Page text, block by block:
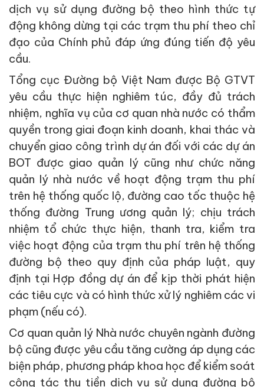
dịch vụ sử dụng đường bộ theo hình thức tự
động không dừng tại các trạm thu phí theo chỉ
đạo của Chính phủ đáp ứng đúng tiến độ yêu
cầu.
Tổng cục Đường bộ Việt Nam được Bộ GTVT
yêu cầu thực hiện nghiêm túc, đầy đủ trách
nhiệm, nghĩa vụ của cơ quan nhà nước có thẩm
quyền trong giai đoạn kinh doanh, khai thác và
chuyển giao công trình dự án đối với các dự án
BOT được giao quản lý cũng như chức năng
quản lý nhà nước về hoạt động trạm thu phí
trên hệ thống quốc lộ, đường cao tốc thuộc hệ
thống đường Trung ương quản lý; chịu trách
nhiệm tổ chức thực hiện, thanh tra, kiểm tra
việc hoạt động của trạm thu phí trên hệ thống
đường bộ theo quy định của pháp luật, quy
định tại Hợp đồng dự án để kịp thời phát hiện
các tiêu cực và có hình thức xử lý nghiêm các vi
phạm (nếu có).
Cơ quan quản lý Nhà nước chuyên ngành đường
bộ cũng được yêu cầu tăng cường áp dụng các
biện pháp, phương pháp khoa học để kiểm soát
công tác thu tiền dịch vụ sử dụng đường bộ